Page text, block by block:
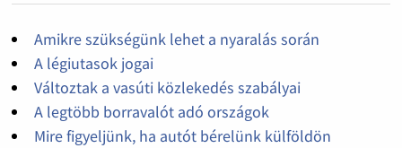
Amikre szükségünk lehet a nyaralás során
A légiutasok jogai
Változtak a vasúti közlekedés szabályai
A legtöbb borravalót adó országok
Mire figyeljünk, ha autót bérelünk külföldön